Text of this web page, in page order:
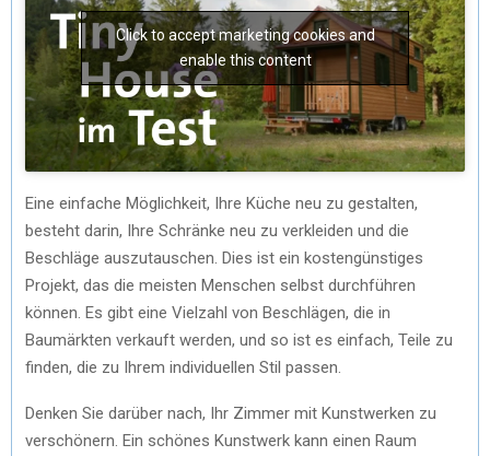
Click to accept marketing cookies and
enable this content
Eine einfache Möglichkeit, Ihre Küche neu zu gestalten,
besteht darin, Ihre Schränke neu zu verkleiden und die
Beschläge auszutauschen. Dies ist ein kostengünstiges
Projekt, das die meisten Menschen selbst durchführen
können. Es gibt eine Vielzahl von Beschlägen, die in
Baumärkten verkauft werden, und so ist es einfach, Teile zu
finden, die zu Ihrem individuellen Stil passen.
Denken Sie darüber nach, Ihr Zimmer mit Kunstwerken zu
verschönern. Ein schönes Kunstwerk kann einen Raum